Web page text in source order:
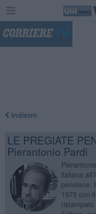
Indietro
LE PREGIATE
Pierantonio Pardi
italiana
pensione.
1975 con